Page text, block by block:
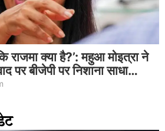
राजमा क्या है?’: महुआ मोइत्रा ने
पर बीजेपी पर निशाना साधा…